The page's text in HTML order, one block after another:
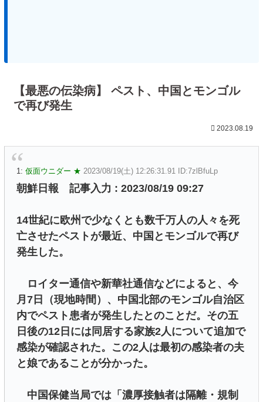
【最悪の伝染病】 ペスト、中国とモンゴル
で再び発生
2023.08.19
1: 仮面ウニダー ★ 2023/08/19(土) 12:26:31.91 ID:7zlBfuLp
朝鮮日報 記事入力 : 2023/08/19 09:27
14世紀に欧州で少なくとも数千万人の人々を死
亡させたペストが最近、中国とモンゴルで再び
発生した。
ロイター通信や新華社通信などによると、今
月7日（現地時間）、中国北部のモンゴル自治区
内でペスト患者が発生したとのことだ。その五
日後の12日には同居する家族2人について追加で
感染が確認された。この2人は最初の感染者の夫
と娘であることが分かった。
中国保健当局では「濃厚接触者は隔離・規制